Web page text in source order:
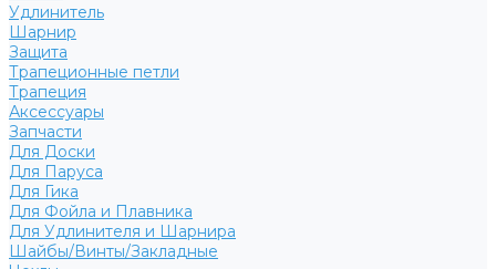
Удлинитель
Шарнир
Защита
Трапеционные петли
Трапеция
Аксессуары
Запчасти
Для Доски
Для Паруса
Для Гика
Для Фойла и Плавника
Для Удлинителя и Шарнира
Шайбы/Винты/Закладные